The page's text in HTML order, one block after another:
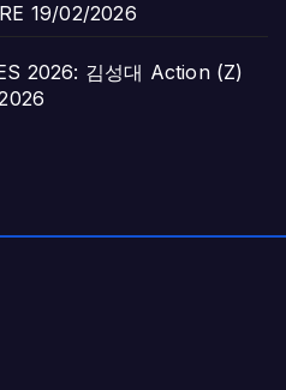
19/02/2026
2026: 김성대 Action (Z)